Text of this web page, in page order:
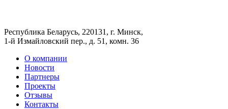
Республика Беларусь, 220131, г. Минск,
1-й Измайловский пер., д. 51, комн. 36
О компании
Новости
Партнеры
Проекты
Отзывы
Контакты